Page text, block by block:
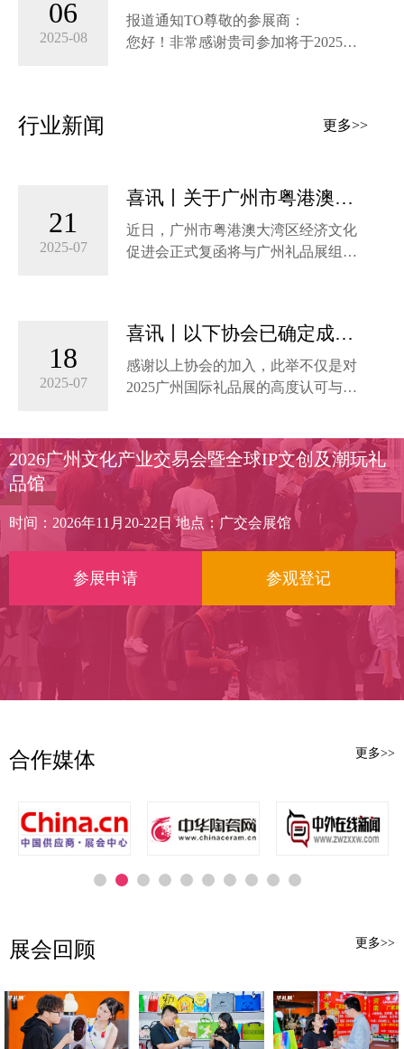
码登记！限时免费领！⇩⇩⇩
06
2025-08
汇总，赶紧了解！
报道通知TO尊敬的参展商：
您好！非常感谢贵司参加将于2025年8
事项的温馨提醒，请仔细查阅并做好
以帮助您提前完成各项参展准备工
务必予以关注并妥善保管。
行业新闻 更多>>
21
2025-07
喜讯丨关于广州市粤港澳大
湾区经济文化促进会成为广
州礼品展支持单位的正式复
近日，广州市粤港澳大湾区经济文化
促进会正式复函将与广州礼品展组委
（以下简称“广州礼品展”）的支持单
位！
18
2025-07
喜讯丨以下协会已确定成为
2025广州国际礼品展支持单
位！
感谢以上协会的加入，此举不仅是对
2025广州国际礼品展的高度认可与有
好招商审查与展前组织与筹备工作，
为参展商和采购商打造一个高效、便
捷的一站式交流平台。
2026广州文化产业交易会暨全球IP文创及潮玩礼
品馆
时间：2026年11月20-22日 地点：广交会展馆
参展申请 参观登记
合作媒体 更多>>
展会回顾 更多>>